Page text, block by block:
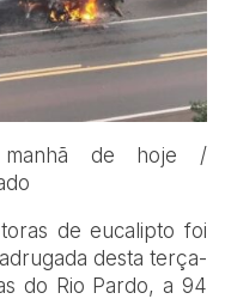
de hoje /
de eucalipto foi
desta terça-
do Rio Pardo, a 94